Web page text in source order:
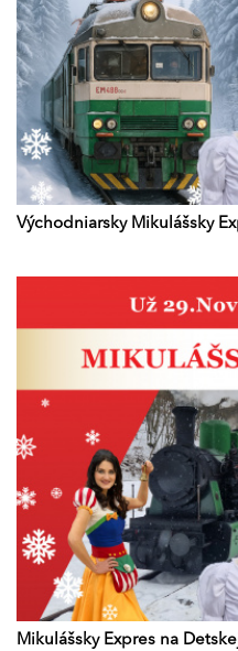
Východniarsky Mikulášsky
Mikulášsky Expres na